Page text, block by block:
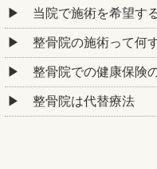
当院で施術を希望す
整骨院の施術って何
整骨院での健康保険
整骨院は代替療法